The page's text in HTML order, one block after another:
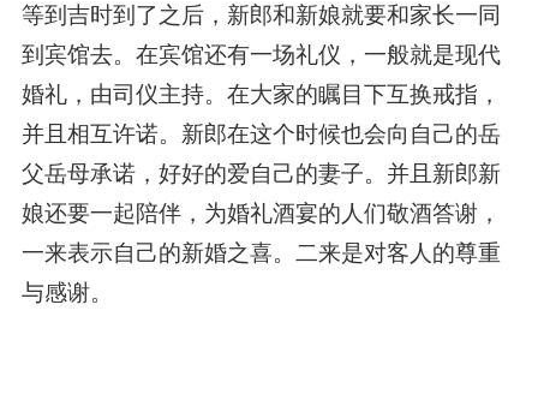
等到吉时到了之后，新郎和新娘就要和家长一同
到宾馆去。在宾馆还有一场礼仪，一般就是现代
婚礼，由司仪主持。在大家的瞩目下互换戒指，
并且相互许诺。新郎在这个时候也会向自己的岳
父岳母承诺，好好的爱自己的妻子。并且新郎新
娘还要一起陪伴，为婚礼酒宴的人们敬酒答谢，
一来表示自己的新婚之喜。二来是对客人的尊重
与感谢。